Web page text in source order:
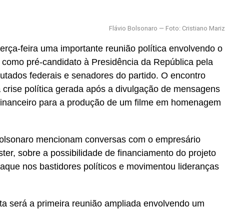
Flávio Bolsonaro — Foto: Cristiano Mariz
feira uma importante reunião política envolvendo o
pré-candidato à Presidência da República pela
federais e senadores do partido. O encontro
política gerada após a divulgação de mensagens
para a produção de um filme em homenagem
mencionam conversas com o empresário
sobre a possibilidade de financiamento do projeto
nos bastidores políticos e movimentou lideranças
será a primeira reunião ampliada envolvendo um